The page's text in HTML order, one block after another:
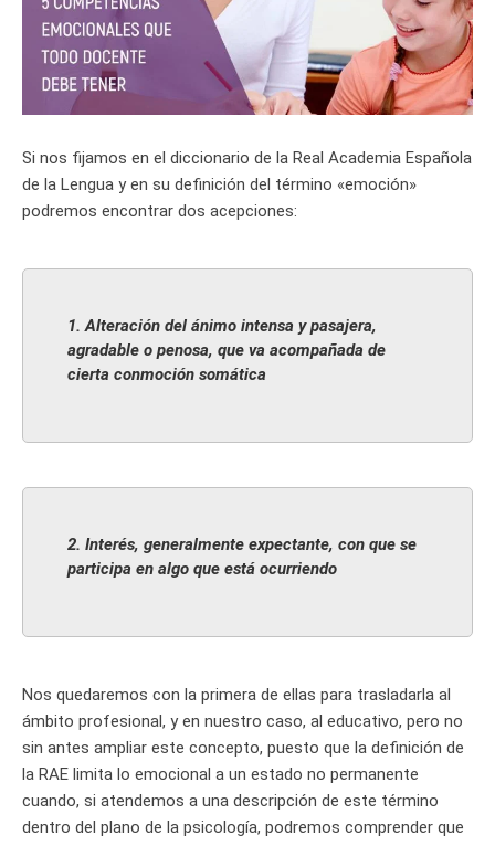
Si nos fijamos en el diccionario de la Real Academia Española
de la Lengua y en su definición del término «emoción»
podremos encontrar dos acepciones:
1. Alteración del ánimo intensa y pasajera,
agradable o penosa, que va acompañada de
cierta conmoción somática
2. Interés, generalmente expectante, con que se
participa en algo que está ocurriendo
Nos quedaremos con la primera de ellas para trasladarla al
ámbito profesional, y en nuestro caso, al educativo, pero no
sin antes ampliar este concepto, puesto que la definición de
la RAE limita lo emocional a un estado no permanente
cuando, si atendemos a una descripción de este término
dentro del plano de la psicología, podremos comprender que